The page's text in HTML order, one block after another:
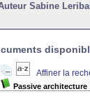
Sabine
Affiner la
Passive